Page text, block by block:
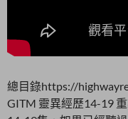
總目錄https://
GITM 靈異經歷14-19